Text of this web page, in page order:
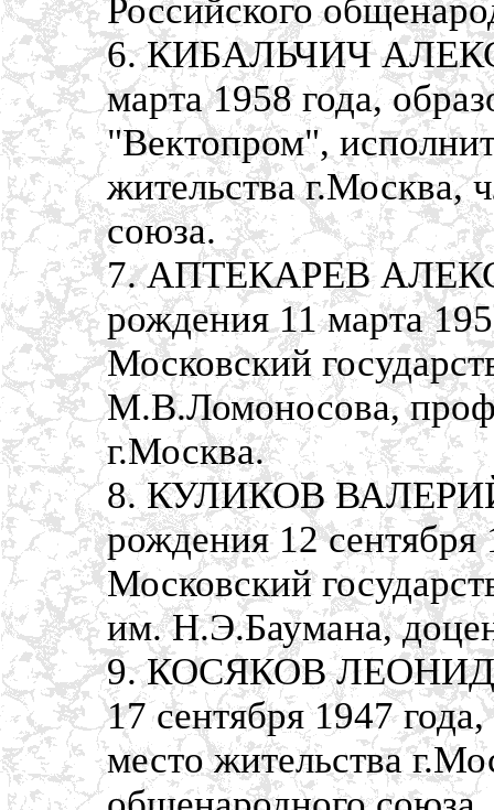
Российского
6. КИБАЛЬЧИЧ
марта 1958 года,
"Вектопром",
жительства г.Москва,
союза.
7. АПТЕКАРЕВ
рождения 11 марта
Московский
М.В.Ломоносова,
г.Москва.
8. КУЛИКОВ
рождения 12 сентября
Московский
им. Н.Э.Баумана,
9. КОСЯКОВ ЛЕОНИД
17 сентября 1947
место жительства